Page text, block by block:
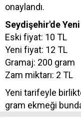
onaylandı.
Seydişehir'de
Eski fiyat: 10 TL
Yeni fiyat: 12 TL
Gramaj: 200 gram
Zam miktarı: 2 TL
Yeni tarifeyle
gram ekmeği